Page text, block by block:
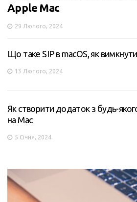
Apple Mac
29 Лютого, 2024
Що таке SIP в macOS, як
13 Лютого, 2024
Як створити додаток з будь-
на Mac
5 Січня, 2024